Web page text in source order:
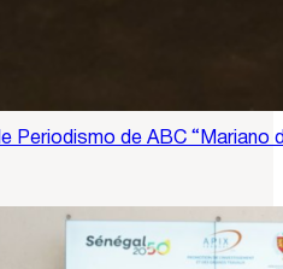
Periodismo de ABC “Mariano